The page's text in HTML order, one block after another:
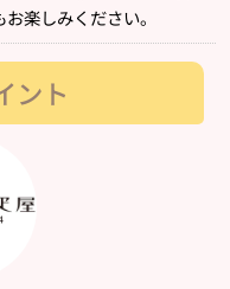
楽しみください。
ント